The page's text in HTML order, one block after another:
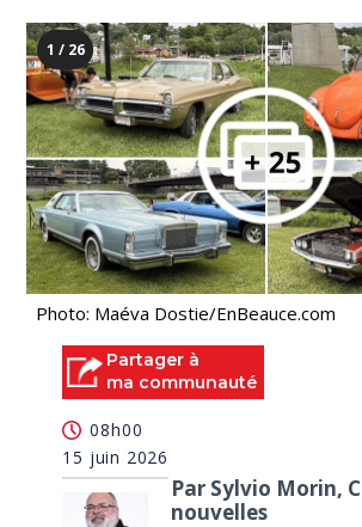
1 / 26
Photo: Maéva Dostie/EnBeauce.com
Partager à
ma communauté
08h00
15 juin 2026
Par Sylvio Morin,
nouvelles